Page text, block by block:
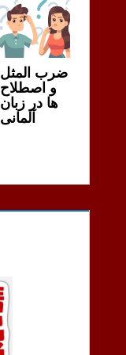
ضرب المثل
و اصطلاح
ها در زبان
آلمانی